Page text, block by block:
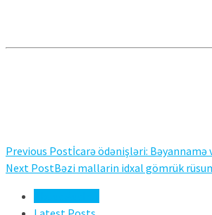
Previous Postİcarə ödənişləri: Bəyannamə
Next PostBəzi mallarin idxal gömrük